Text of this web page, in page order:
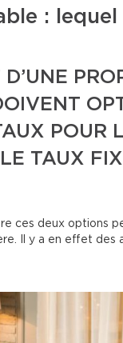
:
D’UNE
POUR
TAUX
ces deux options
Il y a en effet des